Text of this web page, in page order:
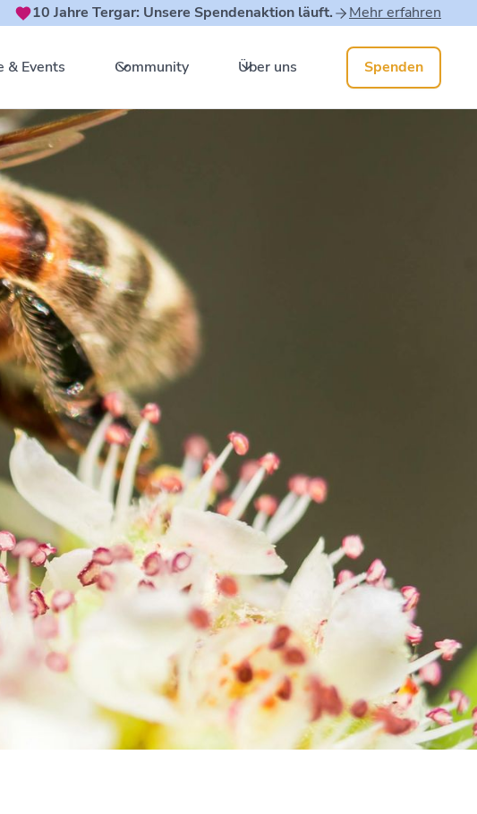
10 Jahre Tergar: Unsere Spendenaktion läuft. Mehr erfahren
& Events Community Über uns Spenden